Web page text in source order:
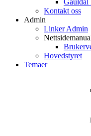
Gauldal
Kontakt oss
Admin
Linker Admin
Hovedstyret
Temaer